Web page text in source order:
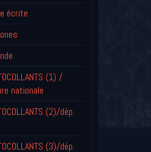
écrite
(1) /
nationale
(2)/dép.
(3)/dép.